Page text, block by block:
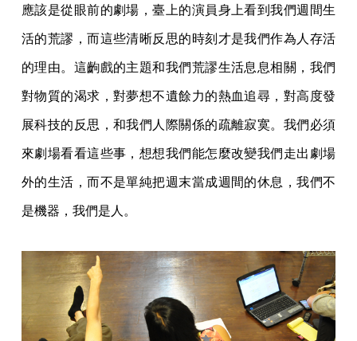
應該是從眼前的劇場，臺上的演員身上看到我們週間生
活的荒謬，而這些清晰反思的時刻才是我們作為人存活
的理由。這齣戲的主題和我們荒謬生活息息相關，我們
對物質的渴求，對夢想不遺餘力的熱血追尋，對高度發
展科技的反思，和我們人際關係的疏離寂寞。我們必須
來劇場看看這些事，想想我們能怎麼改變我們走出劇場
外的生活，而不是單純把週末當成週間的休息，我們不
是機器，我們是人。